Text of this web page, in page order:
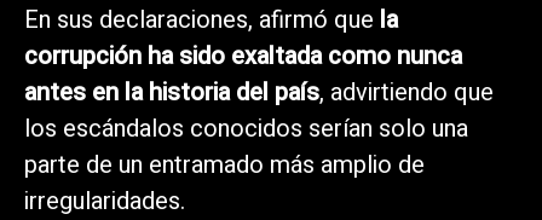
En sus declaraciones, afirmó que la
corrupción ha sido exaltada como nunca
antes en la historia del país, advirtiendo que
los escándalos conocidos serían solo una
parte de un entramado más amplio de
irregularidades.